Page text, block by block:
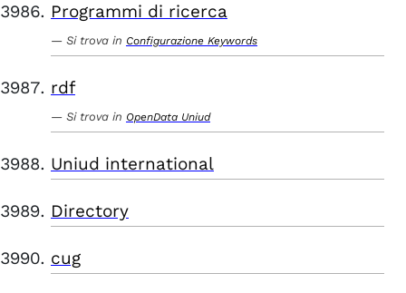
Programmi di ricerca
Si trova in Configurazione Keywords
rdf
Si trova in OpenData Uniud
Uniud international
Directory
cug